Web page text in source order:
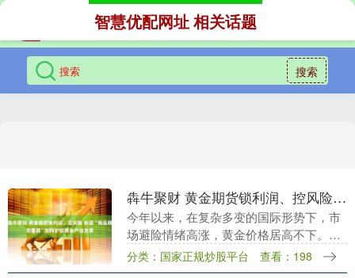
搜索
智慧优配网址 相关话题
犇牛聚财 黄金期货锁利润、控风险 我国“商品期货重器”如何护航黄金产业发展
今年以来，在复杂多变的国际形势下，市
场避险情绪高涨，黄金价格居高不下。伦
敦金长期处于3300美元/盎司以上，国内金
饰价格一度突破1000元/克。受高金价影
分类：国家正规炒股平台 查看：198